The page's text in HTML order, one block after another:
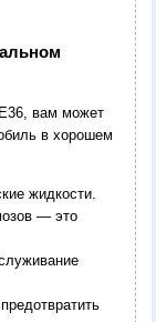
вам может
в хорошем
жидкости.
— это